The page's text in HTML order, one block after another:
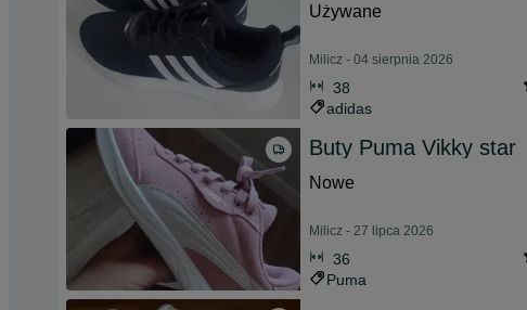
Używane
Milicz - 04 sierpnia 2026
38
adidas
Buty Puma Vikky star
Nowe
Milicz - 27 lipca 2026
36
Puma